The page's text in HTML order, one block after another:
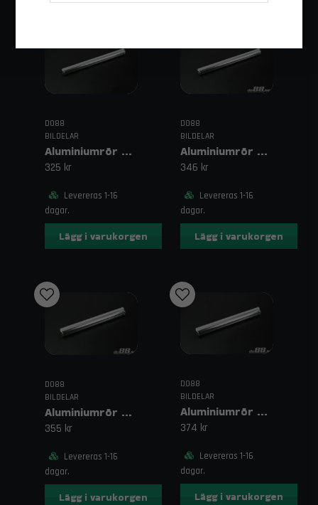
DO88
BILDELAR
Aluminiumrör 500mm 2" (51mm)
325 kr
Levereras 1-16
dagar.
Lägg i varukorgen
DO88
BILDELAR
Aluminiumrör 500 mm 2,25" (57 mm)
346 kr
Levereras 1-16
dagar.
Lägg i varukorgen
DO88
BILDELAR
Aluminiumrör 500 mm 2,375" (60 mm)
355 kr
Levereras 1-16
dagar.
Lägg i varukorgen
DO88
BILDELAR
Aluminiumrör 500 mm 2,5" (63 mm)
374 kr
Levereras 1-16
dagar.
Lägg i varukorgen